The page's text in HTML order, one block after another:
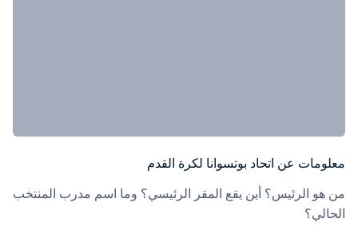
معلومات عن اتحاد بوتسوانا لكرة القدم
الحالي؟